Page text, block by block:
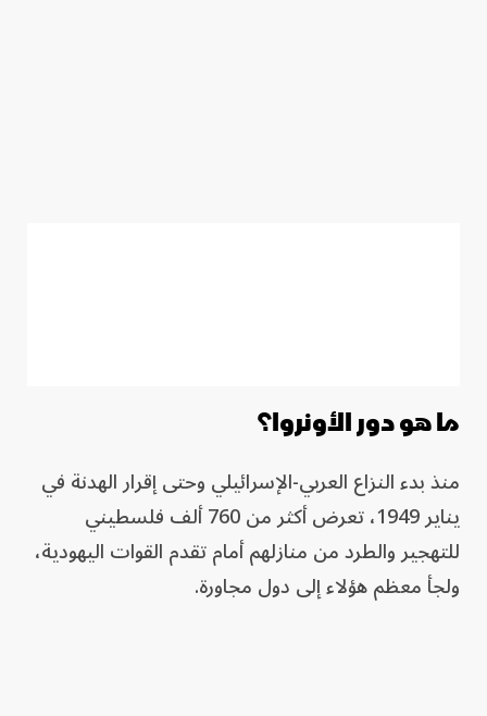
ما هو دور الأونروا؟
منذ بدء النزاع العربي-الإسرائيلي وحتى إقرار الهدنة في
يناير 1949، تعرض أكثر من 760 ألف فلسطيني
للتهجير والطرد من منازلهم أمام تقدم القوات اليهودية،
ولجأ معظم هؤلاء إلى دول مجاورة.